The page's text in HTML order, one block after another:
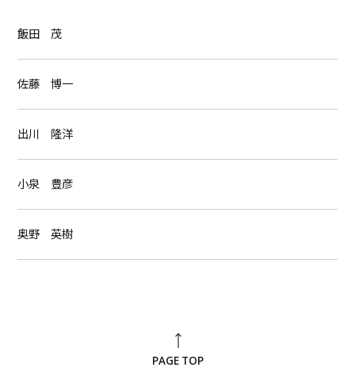
飯田 茂
佐藤 博一
出川 隆洋
小泉 豊彦
奥野 英樹
PAGE TOP